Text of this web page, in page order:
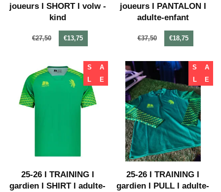
joueurs I SHORT I volw -
kind
€27,50 €13,75
joueurs I PANTALON I
adulte-enfant
€37,50 €18,75
S
A
L
E
25-26 I TRAINING I
gardien I SHIRT I adulte-
S
A
L
E
25-26 I TRAINING I
gardien I PULL I adulte-